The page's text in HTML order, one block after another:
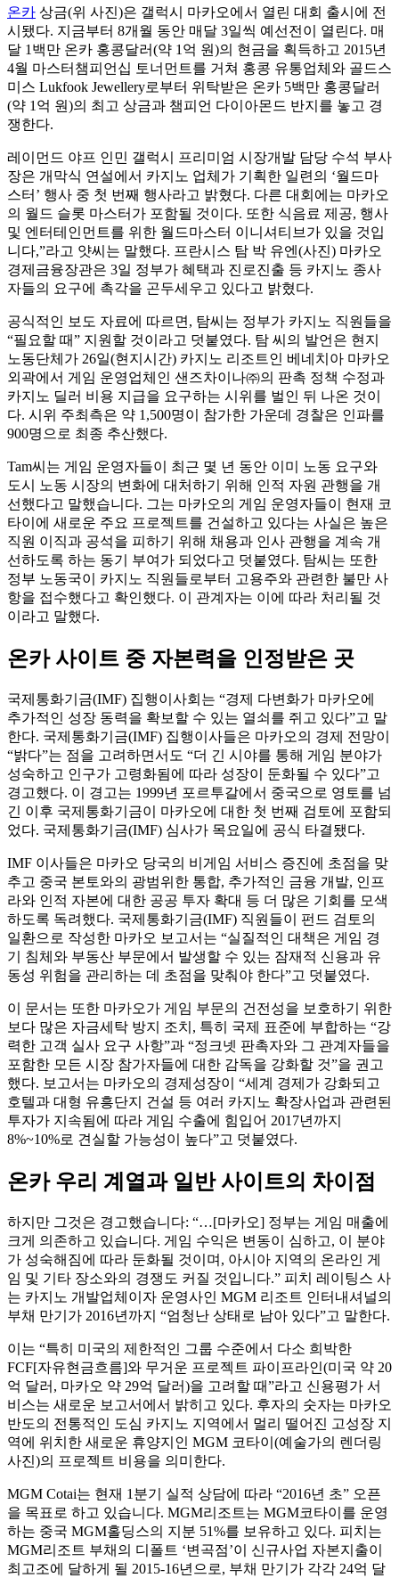
온카 상금(위 사진)은 갤럭시 마카오에서 열린 대회 출시에 전
시됐다. 지금부터 8개월 동안 매달 3일씩 예선전이 열린다. 매
달 1백만 온카 홍콩달러(약 1억 원)의 현금을 획득하고 2015년
4월 마스터챔피언십 토너먼트를 거쳐 홍콩 유통업체와 골드스
미스 Lukfook Jewellery로부터 위탁받은 온카 5백만 홍콩달러
(약 1억 원)의 최고 상금과 챔피언 다이아몬드 반지를 놓고 경
쟁한다.
레이먼드 야프 인민 갤럭시 프리미엄 시장개발 담당 수석 부사
장은 개막식 연설에서 카지노 업체가 기획한 일련의 ‘월드마
스터’ 행사 중 첫 번째 행사라고 밝혔다. 다른 대회에는 마카오
의 월드 슬롯 마스터가 포함될 것이다. 또한 식음료 제공, 행사
및 엔터테인먼트를 위한 월드마스터 이니셔티브가 있을 것입
니다,”라고 얏씨는 말했다. 프란시스 탐 박 유엔(사진) 마카오
경제금융장관은 3일 정부가 혜택과 진로진출 등 카지노 종사
자들의 요구에 촉각을 곤두세우고 있다고 밝혔다.
공식적인 보도 자료에 따르면, 탐씨는 정부가 카지노 직원들을
“필요할 때” 지원할 것이라고 덧붙였다. 탐 씨의 발언은 현지
노동단체가 26일(현지시간) 카지노 리조트인 베네치아 마카오
외곽에서 게임 운영업체인 샌즈차이나㈜의 판촉 정책 수정과
카지노 딜러 비용 지급을 요구하는 시위를 벌인 뒤 나온 것이
다. 시위 주최측은 약 1,500명이 참가한 가운데 경찰은 인파를
900명으로 최종 추산했다.
Tam씨는 게임 운영자들이 최근 몇 년 동안 이미 노동 요구와
도시 노동 시장의 변화에 대처하기 위해 인적 자원 관행을 개
선했다고 말했습니다. 그는 마카오의 게임 운영자들이 현재 코
타이에 새로운 주요 프로젝트를 건설하고 있다는 사실은 높은
직원 이직과 공석을 피하기 위해 채용과 인사 관행을 계속 개
선하도록 하는 동기 부여가 되었다고 덧붙였다. 탐씨는 또한
정부 노동국이 카지노 직원들로부터 고용주와 관련한 불만 사
항을 접수했다고 확인했다. 이 관계자는 이에 따라 처리될 것
이라고 말했다.
온카 사이트 중 자본력을 인정받은 곳
국제통화기금(IMF) 집행이사회는 “경제 다변화가 마카오에
추가적인 성장 동력을 확보할 수 있는 열쇠를 쥐고 있다”고 말
한다. 국제통화기금(IMF) 집행이사들은 마카오의 경제 전망이
“밝다”는 점을 고려하면서도 “더 긴 시야를 통해 게임 분야가
성숙하고 인구가 고령화됨에 따라 성장이 둔화될 수 있다”고
경고했다. 이 경고는 1999년 포르투갈에서 중국으로 영토를 넘
긴 이후 국제통화기금이 마카오에 대한 첫 번째 검토에 포함되
었다. 국제통화기금(IMF) 심사가 목요일에 공식 타결됐다.
IMF 이사들은 마카오 당국의 비게임 서비스 증진에 초점을 맞
추고 중국 본토와의 광범위한 통합, 추가적인 금융 개발, 인프
라와 인적 자본에 대한 공공 투자 확대 등 더 많은 기회를 모색
하도록 독려했다. 국제통화기금(IMF) 직원들이 펀드 검토의
일환으로 작성한 마카오 보고서는 “실질적인 대책은 게임 경
기 침체와 부동산 부문에서 발생할 수 있는 잠재적 신용과 유
동성 위험을 관리하는 데 초점을 맞춰야 한다”고 덧붙였다.
이 문서는 또한 마카오가 게임 부문의 건전성을 보호하기 위한
보다 많은 자금세탁 방지 조치, 특히 국제 표준에 부합하는 “강
력한 고객 실사 요구 사항”과 “정크넷 판촉자와 그 관계자들을
포함한 모든 시장 참가자들에 대한 감독을 강화할 것”을 권고
했다. 보고서는 마카오의 경제성장이 “세계 경제가 강화되고
호텔과 대형 유흥단지 건설 등 여러 카지노 확장사업과 관련된
투자가 지속됨에 따라 게임 수출에 힘입어 2017년까지
8%~10%로 견실할 가능성이 높다”고 덧붙였다.
온카 우리 계열과 일반 사이트의 차이점
하지만 그것은 경고했습니다: “…[마카오] 정부는 게임 매출에
크게 의존하고 있습니다. 게임 수익은 변동이 심하고, 이 분야
가 성숙해짐에 따라 둔화될 것이며, 아시아 지역의 온라인 게
임 및 기타 장소와의 경쟁도 커질 것입니다.” 피치 레이팅스 사
는 카지노 개발업체이자 운영사인 MGM 리조트 인터내셔널의
부채 만기가 2016년까지 “엄청난 상태로 남아 있다”고 말한다.
이는 “특히 미국의 제한적인 그룹 수준에서 다소 희박한
FCF[자유현금흐름]와 무거운 프로젝트 파이프라인(미국 약 20
억 달러, 마카오 약 29억 달러)을 고려할 때”라고 신용평가 서
비스는 새로운 보고서에서 밝히고 있다. 후자의 숫자는 마카오
반도의 전통적인 도심 카지노 지역에서 멀리 떨어진 고성장 지
역에 위치한 새로운 휴양지인 MGM 코타이(예술가의 렌더링
사진)의 프로젝트 비용을 의미한다.
MGM Cotai는 현재 1분기 실적 상담에 따라 “2016년 초” 오픈
을 목표로 하고 있습니다. MGM리조트는 MGM코타이를 운영
하는 중국 MGM홀딩스의 지분 51%를 보유하고 있다. 피치는
MGM리조트 부채의 디폴트 ‘변곡점’이 신규사업 자본지출이
최고조에 달하게 될 2015-16년으로, 부채 만기가 각각 24억 달